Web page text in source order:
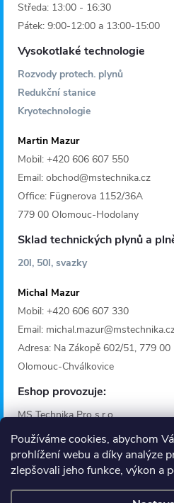
Používáme cookies, abychom
prohlížení webu a díky analýze
zlepšovali jeho funkce, výkon a
Středa: 13:00 - 16:30
Pátek: 9:00-12:00 a 13:00-15:00
Vysokotlaké technologie
Rozvody protech. plynů
Redukční stanice
Kryotechnologie
Martin Mazur
Mobil: +420 606 607 550
Email: obchod@mstechnika.cz
Office: Fügnerova 1152/36A
779 00 Olomouc-Hodolany
Sklad technických plynů a
20l, 50l, svazky
Michal Mazur
Mobil: +420 606 607 330
Email:
Adresa: Na Zákopě 602/51, 779 00
Olomouc-Chválkovice
Eshop provozuje:
MS Technika Pro s.r.o.
IČO: 28642368
Adresa: Fügnerova 1125/36A
779 00 Olomouc
Provozní doba